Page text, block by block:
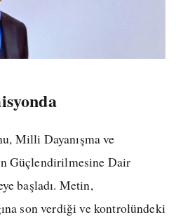
Milli Dayanışma ve
Güçlendirilmesine Dair
başladı. Metin,
son verdiği ve kontrolündeki